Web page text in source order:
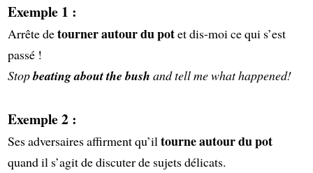
Exemple 1 :
Arrête detourner autour du potet dis-moi ce qui s’est
passé !
Stopbeating about the bush and tell me what happened!
Exemple 2 :
Ses adversaires affirment qu’il tourne autour du pot
quand il s’agit de discuter de sujets délicats.